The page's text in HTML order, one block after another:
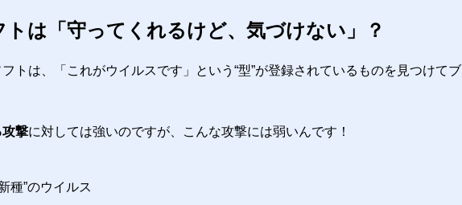
は「守ってくれるけど、気づけない」？
トは、「これがウイルスです」という“型”が登録されているものを見つけてブ
攻撃に対しては強いのですが、こんな攻撃には弱いんです！
種”のウイルス